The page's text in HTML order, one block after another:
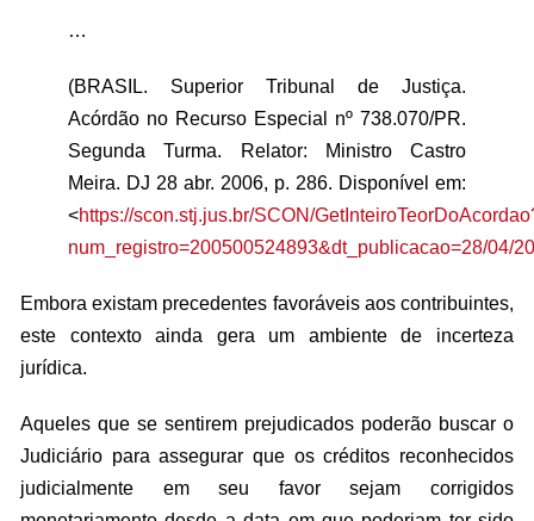
…
(BRASIL. Superior Tribunal de Justiça.
Acórdão no Recurso Especial nº 738.070/PR.
Segunda Turma. Relator: Ministro Castro
Meira. DJ 28 abr. 2006, p. 286. Disponível em:
<https://scon.stj.jus.br/SCON/
num_registro=200500524893&dt_publicacao=28/04/
Embora existam precedentes favoráveis aos contribuintes,
este contexto ainda gera um ambiente de incerteza
jurídica.
Aqueles que se sentirem prejudicados poderão buscar o
Judiciário para assegurar que os créditos reconhecidos
judicialmente em seu favor sejam corrigidos